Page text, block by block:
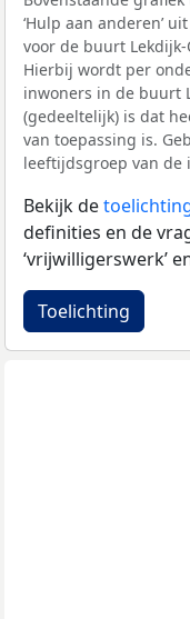
‘Hulp aan anderen’
voor de buurt
Hierbij wordt per
inwoners in de buurt
(gedeeltelijk) is dat
van toepassing is.
leeftijdsgroep van de
Bekijk de
definities en de
‘vrijwilligerswerk’
Toelichting